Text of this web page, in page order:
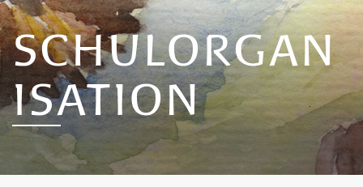
SCHULORGAN
ISATION